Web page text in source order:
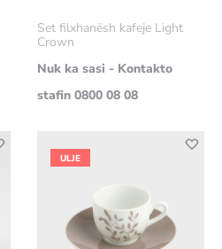
shumë
Set filxhanësh kafeje Light
Crown
Nuk ka sasi - Kontakto
stafin 0800 08 08
ULJE